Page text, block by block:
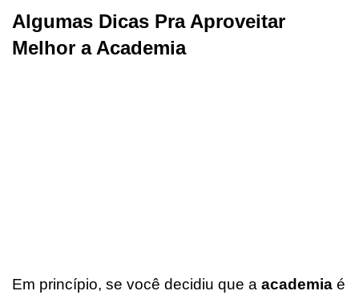
Algumas Dicas Pra Aproveitar
Melhor a Academia
Em princípio, se você decidiu que a academia é